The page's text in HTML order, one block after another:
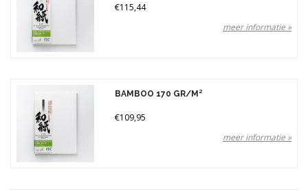
€115,44
meer informatie »
BAMBOO 170 GR/M²
€109,95
meer informatie »